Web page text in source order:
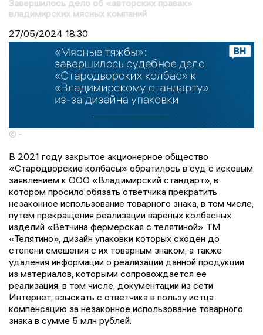
Завершилось дело об «авторских правах»
владимирских мясных компаний
27/05/2024 18:30
© -
В 2021 году закрытое акционерное общество
«Стародворские колбасы» обратилось в суд с исковым
заявлением к ООО «Владимирский стандарт», в
котором просило обязать ответчика прекратить
незаконное использование товарного знака, в том числе,
путем прекращения реализации вареных колбасных
изделий «Ветчина фермерская с телятиной» ТМ
«Телятино», дизайн упаковки которых сходен до
степени смешения с их товарным знаком, а также
удаления информации о реализации данной продукции
из материалов, которыми сопровождается ее
реализация, в том числе, документации из сети
Интернет; взыскать с ответчика в пользу истца
компенсацию за незаконное использование товарного
знака в сумме 5 млн рублей.